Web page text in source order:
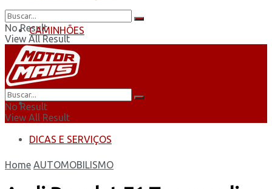
CAMINHÕES
ÔNIBUS
AUTOMOBILISMO
DICAS E SERVIÇOS
No Result
View All Result
No Result
View All Result
Home AUTOMOBILISMO